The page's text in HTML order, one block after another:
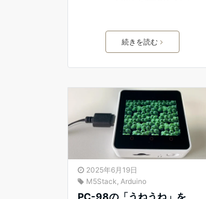
続きを読む
2025年6月19日
M5Stack Arduino
PC-98の「うねうね」を